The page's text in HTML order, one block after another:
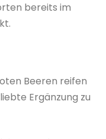
bereits im
Beeren reifen
Ergänzung zu